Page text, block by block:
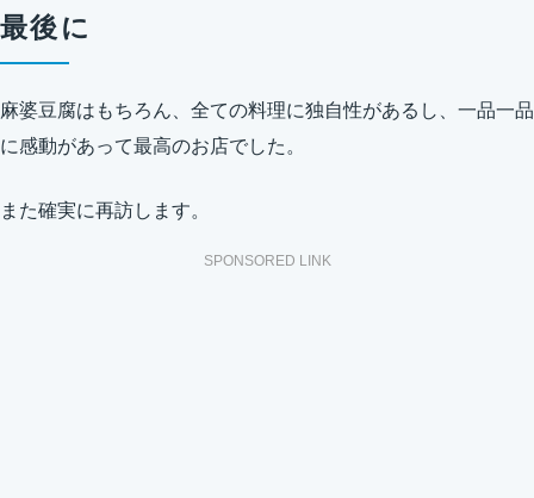
最後に
麻婆豆腐はもちろん、全ての料理に独自性があるし、一品一品
に感動があって最高のお店でした。
また確実に再訪します。
SPONSORED LINK